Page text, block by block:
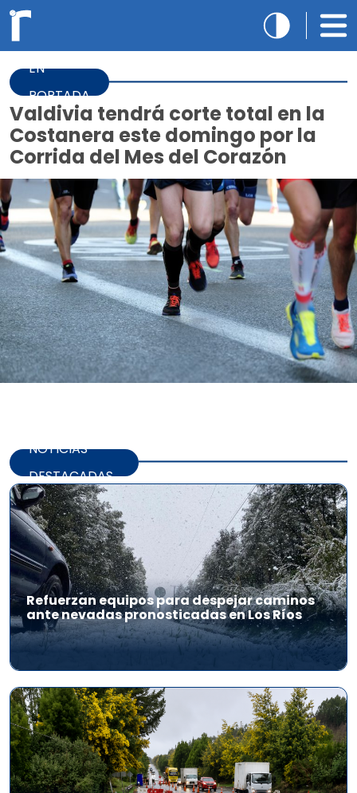
EN
PORTADA
Valdivia tendrá corte total en la
Costanera este domingo por la
Corrida del Mes del Corazón
NOTICIAS
DESTACADAS
Refuerzan equipos para despejar caminos
ante nevadas pronosticadas en Los Ríos